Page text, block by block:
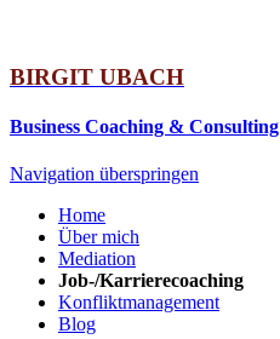
BIRGIT UBACH
Business Coaching & Consulting
Navigation überspringen
Home
Über mich
Mediation
Job-/Karrierecoaching
Konfliktmanagement
Blog